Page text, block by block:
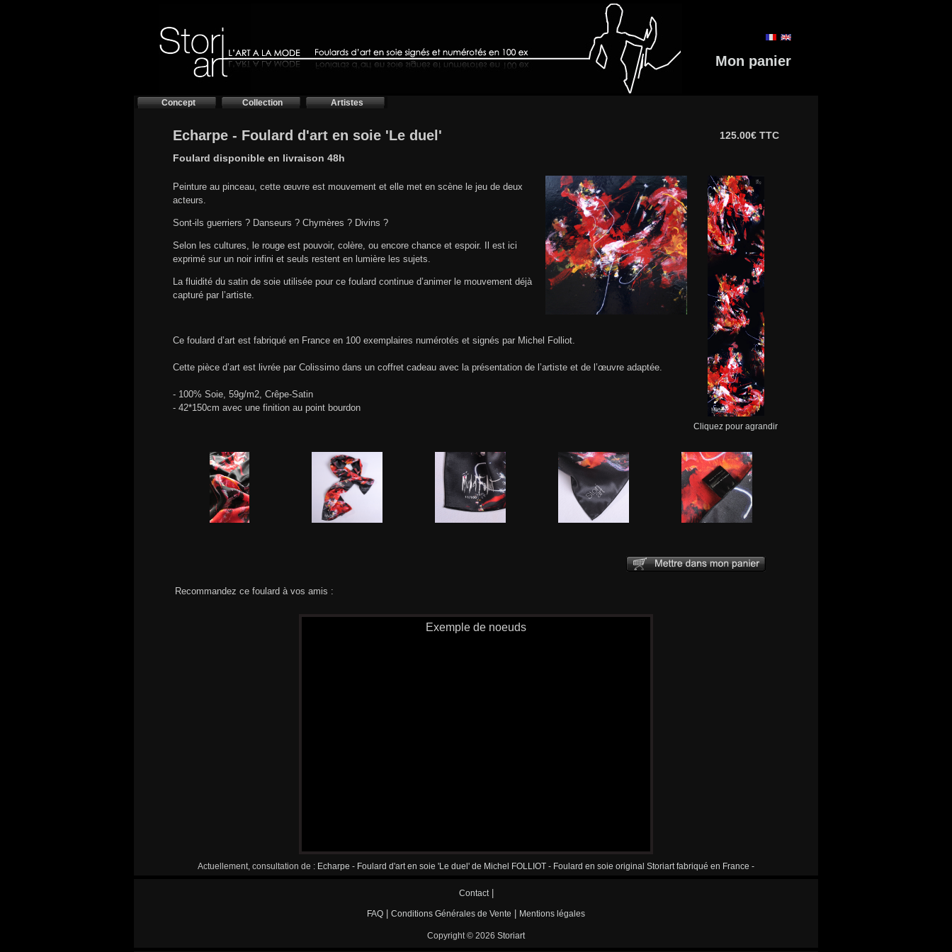
Mon panier
Concept Collection Artistes
Echarpe - Foulard d'art en soie 'Le duel'
125.00€ TTC
Foulard disponible en livraison 48h
Cliquez pour agrandir
Peinture au pinceau, cette œuvre est mouvement et elle met en scène le jeu de deux
acteurs.
Sont-ils guerriers ? Danseurs ? Chymères ? Divins ?
Selon les cultures, le rouge est pouvoir, colère, ou encore chance et espoir. Il est ici
exprimé sur un noir infini et seuls restent en lumière les sujets.
La fluidité du satin de soie utilisée pour ce foulard continue d’animer le mouvement déjà
capturé par l’artiste.
Ce foulard d’art est fabriqué en France en 100 exemplaires numérotés et signés par Michel Folliot.
Cette pièce d’art est livrée par Colissimo dans un coffret cadeau avec la présentation de l’artiste et de l’œuvre adaptée.
- 100% Soie, 59g/m2, Crêpe-Satin
- 42*150cm avec une finition au point bourdon
Recommandez ce foulard à vos amis :
Exemple de noeuds
Actuellement, consultation de : Echarpe - Foulard d'art en soie 'Le duel' de Michel FOLLIOT - Foulard en soie original Storiart fabriqué en France -
Contact|
FAQ Conditions Générales de Vente Mentions légales
Copyright © 2026 Storiart